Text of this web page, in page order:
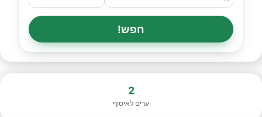
חפש!
2
ערים לאיסוף